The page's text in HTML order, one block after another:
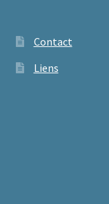
Contact
Liens